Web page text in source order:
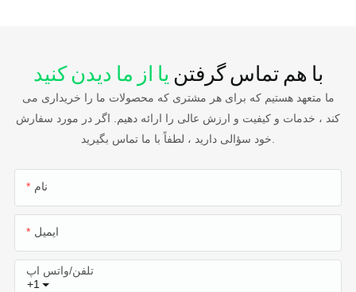
با هم تماس گرفتن یا از ما دیدن کنید
ما متعهد هستیم که برای هر مشتری که محصولات ما را خریداری می
کند ، خدمات و کیفیت و ارزش عالی را ارائه دهیم. اگر در مورد سفارش
خود سؤالی دارید ، لطفاً با ما تماس بگیرید.
نام
ایمیل
+1
تلفن/واتس اپ